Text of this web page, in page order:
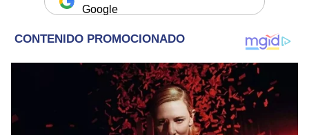
Google